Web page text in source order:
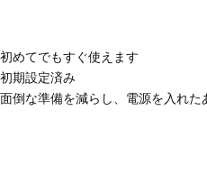
初めてでもすぐ使えます
初期設定済み
面倒な準備を減らし、電源を入れ